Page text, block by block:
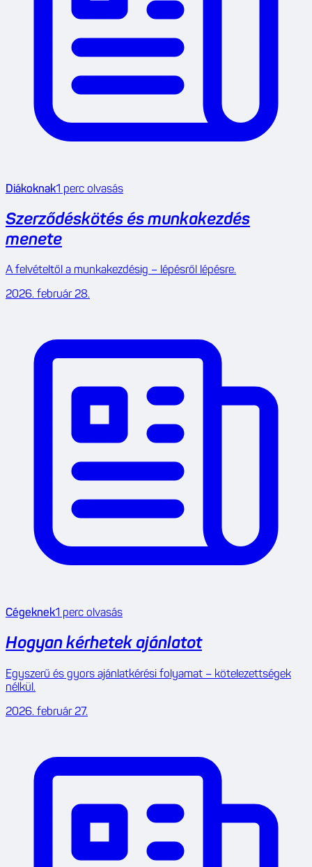
Diákoknak1 perc olvasás
Szerződéskötés és munkakezdés
menete
A felvételtől a munkakezdésig – lépésről lépésre.
2026. február 28.
Cégeknek1 perc olvasás
Hogyan kérhetek ajánlatot
Egyszerű és gyors ajánlatkérési folyamat – kötelezettségek
nélkül.
2026. február 27.